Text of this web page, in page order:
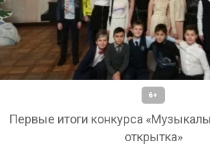
6+
Первые итоги конкурса
открытка»